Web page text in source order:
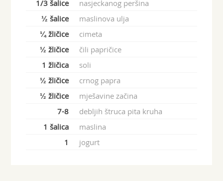
1/3 šalice
nasjeckanog peršina
½ šalice
maslinova ulja
¼ žličice
cimeta
½ žličice
čili papričice
1 žličica
soli
½ žličice
crnog papra
½ žličice
mješavine začina
7-8
debljih štruca pita kruha
1 šalica
maslina
1
jogurt